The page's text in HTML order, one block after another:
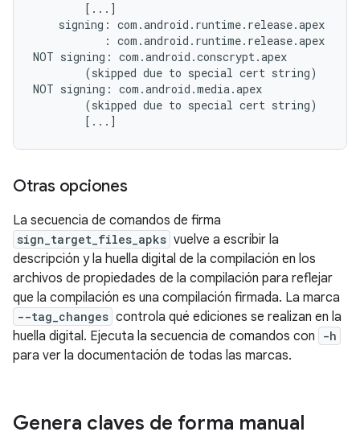
        [...]
signing: com.android.runtime.release.apex
: com.android.runtime.release.apex
NOT signing: com.android.conscrypt.apex
        (skipped due to special cert string)
NOT signing: com.android.media.apex
        (skipped due to special cert string)
Otras opciones
La secuencia de comandos de firma
sign_target_files_apks vuelve a escribir la
descripción y la huella digital de la compilación en los
archivos de propiedades de la compilación para reflejar
que la compilación es una compilación firmada. La marca
--tag_changes controla qué ediciones se realizan en la
huella digital. Ejecuta la secuencia de comandos con
-h
para ver la documentación de todas las marcas.
Genera claves de forma manual